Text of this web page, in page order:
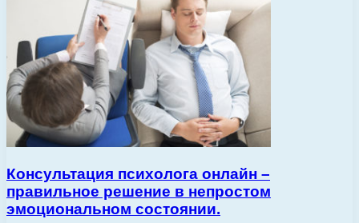
Консультация психолога онлайн –
правильное решение в непростом
эмоциональном состоянии.